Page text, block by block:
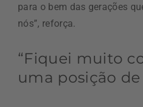
para o bem das gerações
nós”, reforça.
“Fiquei muito
uma posição de